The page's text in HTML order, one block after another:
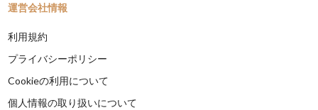
運営会社情報
利用規約
プライバシーポリシー
Cookieの利用について
個人情報の取り扱いについて